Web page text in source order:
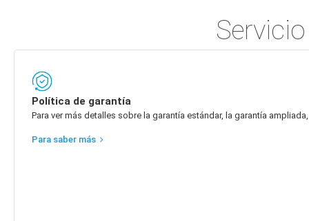
Política de garantía
Para ver más detalles sobre la garantía estándar, la garantía
Para saber más